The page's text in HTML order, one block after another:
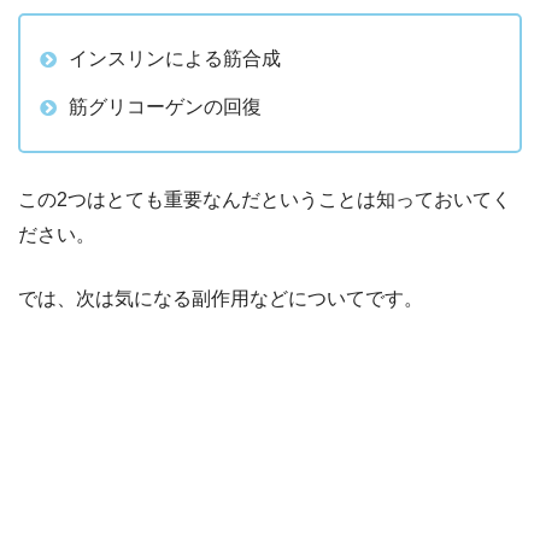
インスリンによる筋合成
筋グリコーゲンの回復
この2つはとても重要なんだということは知っておいてく
ださい。
では、次は気になる副作用などについてです。